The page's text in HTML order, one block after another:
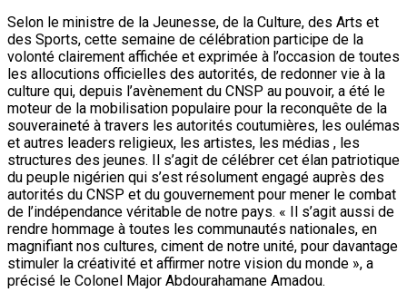
Selon le ministre de la Jeunesse, de la Culture, des Arts et
des Sports, cette semaine de célébration participe de la
volonté clairement affichée et exprimée à l’occasion de toutes
les allocutions officielles des autorités, de redonner vie à la
culture qui, depuis l’avènement du CNSP au pouvoir, a été le
moteur de la mobilisation populaire pour la reconquête de la
souveraineté à travers les autorités coutumières, les oulémas
et autres leaders religieux, les artistes, les médias , les
structures des jeunes. Il s’agit de célébrer cet élan patriotique
du peuple nigérien qui s’est résolument engagé auprès des
autorités du CNSP et du gouvernement pour mener le combat
de l’indépendance véritable de notre pays. « Il s’agit aussi de
rendre hommage à toutes les communautés nationales, en
magnifiant nos cultures, ciment de notre unité, pour davantage
stimuler la créativité et affirmer notre vision du monde », a
précisé le Colonel Major Abdourahamane Amadou.